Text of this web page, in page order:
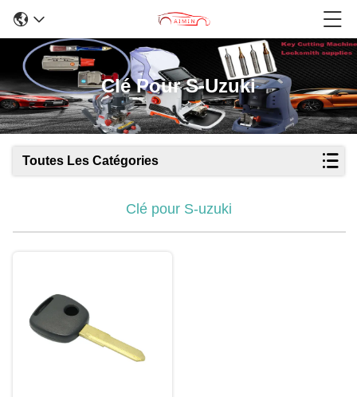
Clé Pour S-Uzuki
Toutes Les Catégories
Clé pour S-uzuki